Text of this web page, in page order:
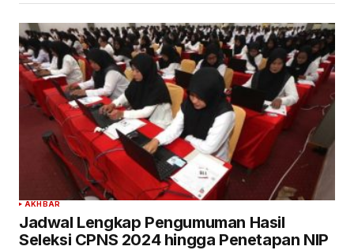
AKHBAR
Jadwal Lengkap Pengumuman Hasil
Seleksi CPNS 2024 hingga Penetapan NIP